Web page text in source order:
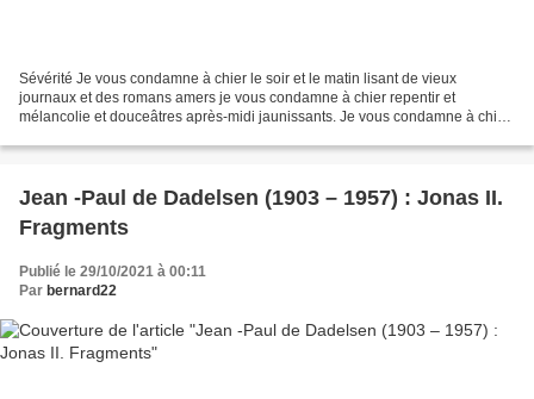
Sévérité Je vous condamne à chier le soir et le matin lisant de vieux
journaux et des romans amers je vous condamne à chier repentir et
mélancolie et douceâtres après-midi jaunissants. Je vous condamne à chier
Jean -Paul de Dadelsen (1903 – 1957) : Jonas II.
Fragments
Publié le 29/10/2021 à 00:11
Par bernard22